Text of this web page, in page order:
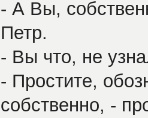
- А Вы,
Петр.
- Вы что, не
- Простите,
собственно, -